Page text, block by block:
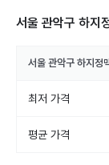
서울 관악구 하지
서울 관악구 하지정
최저 가격
평균 가격